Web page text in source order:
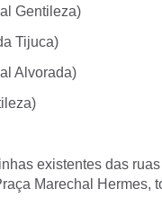
Gentileza)
Tijuca)
Alvorada)
existentes das
Marechal Hermes,